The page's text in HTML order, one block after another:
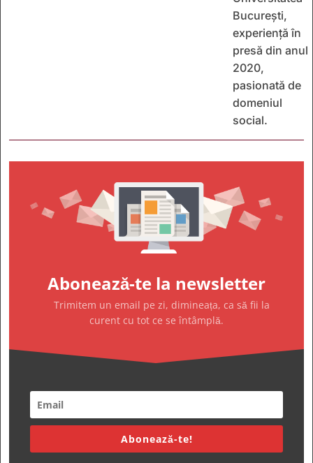
București,
experiență în
presă din anul
2020,
pasionată de
domeniul
social.
Abonează-te la newsletter
Trimitem un email pe zi, dimineața, ca să fii la
curent cu tot ce se întâmplă.
Abonează-te!